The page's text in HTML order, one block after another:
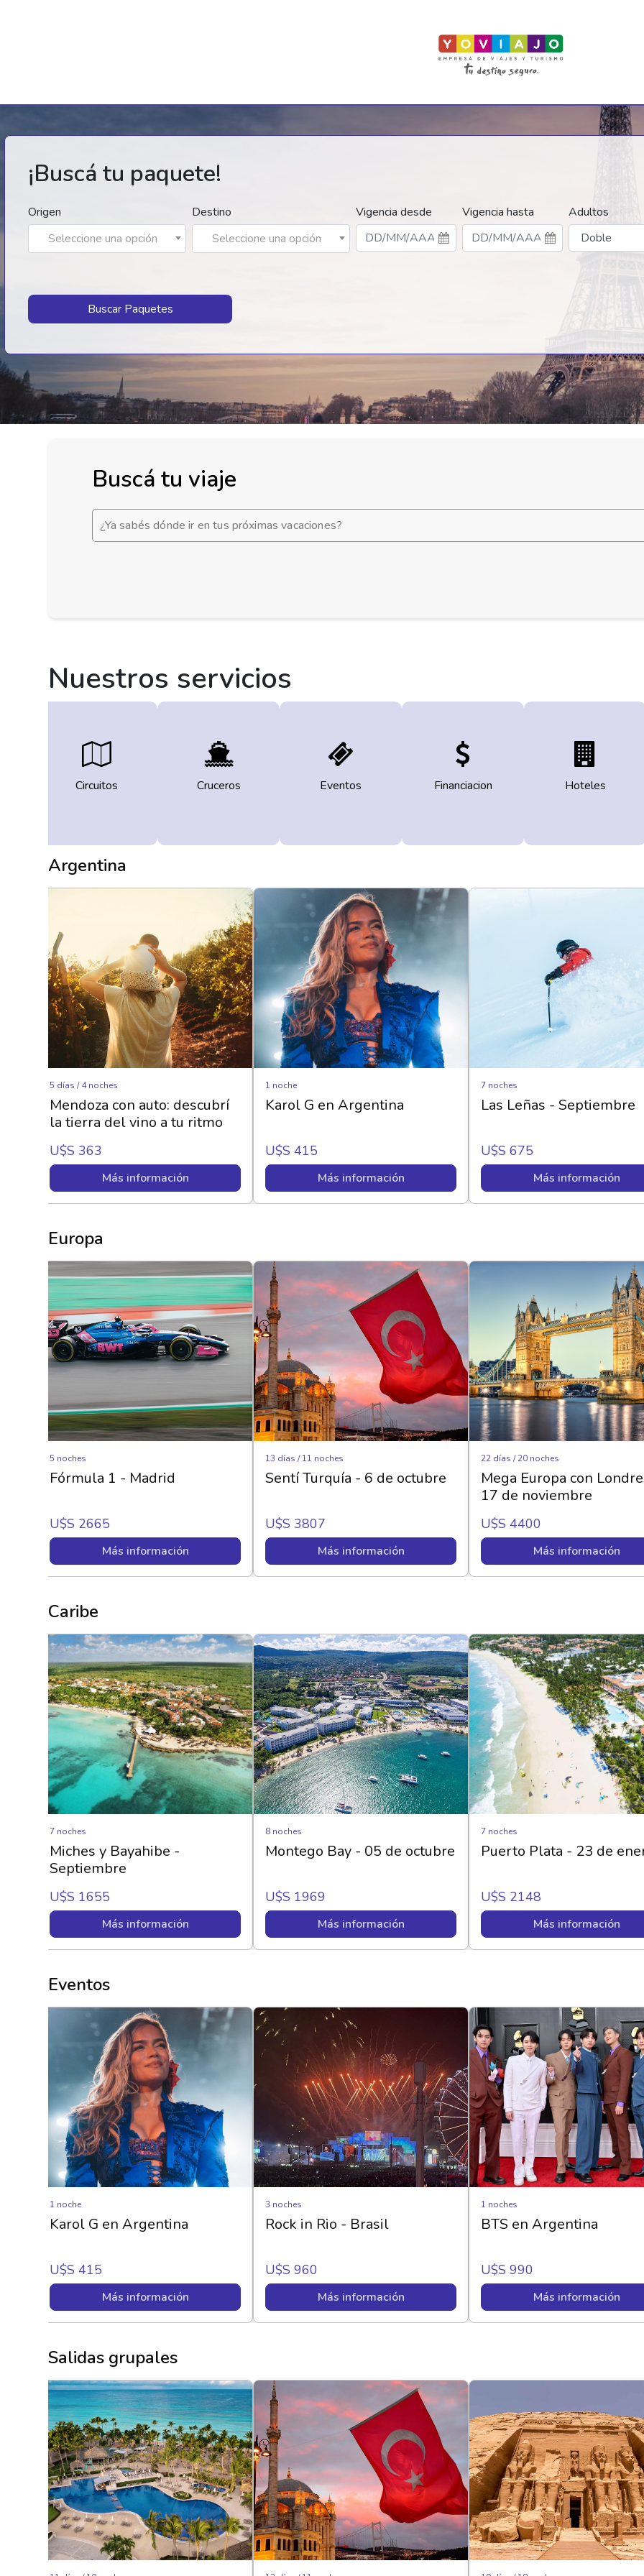
¡Buscá tu paquete!
Origen
Seleccione una opción
Destino
Seleccione una opción
Vigencia desde Vigencia hasta Adultos
Buscar Paquetes
Buscá tu viaje
Nuestros servicios
Circuitos Cruceros Eventos Financiacion Hoteles
Argentina
5 días / 4 noches
Mendoza con auto: descubrí
la tierra del vino a tu ritmo
U$s 363
Más información
1 noche
Karol G en Argentina
U$s 415
Más información
7 noches
Las Leñas - Septiembre
U$s 675
Más información
Europa
5 noches
Fórmula 1 - Madrid
U$s 2665
Más información
13 días / 11 noches
Sentí Turquía - 6 de octubre
U$s 3807
Más información
22 días / 20 noches
Mega Europa con
17 de noviembre
U$s 4400
Más información
Caribe
7 noches
Miches y Bayahibe -
Septiembre
U$s 1655
Más información
8 noches
Montego Bay - 05 de octubre
U$s 1969
Más información
7 noches
Puerto Plata - 23 de
U$s 2148
Más información
Eventos
1 noche
Karol G en Argentina
U$s 415
Más información
3 noches
Rock in Rio - Brasil
U$s 960
Más información
1 noches
BTS en Argentina
U$s 990
Más información
Salidas grupales